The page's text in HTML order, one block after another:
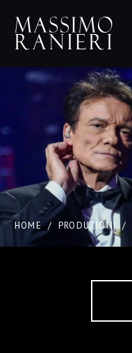
HOME / PRODUZIONI /